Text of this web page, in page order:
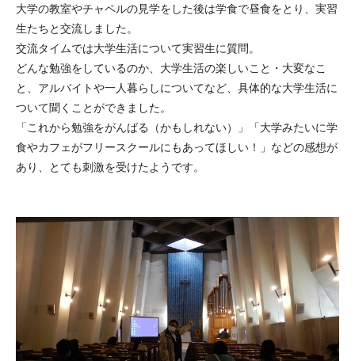
大学の教室やチャペルの見学をした後は学食で昼食をとり、実習
生たちと交流しました。
交流タイムでは大学生活について実習生に質問。
どんな勉強をしているのか、大学生活の楽しいこと・大変なこ
と、アルバイトや一人暮らしについてなど、具体的な大学生活に
ついて聞くことができました。
「これから勉強をがんばる（かもしれない）」「大学みたいに学
食やカフェがフリースクールにもあってほしい！」などの感想が
あり、とても刺激を受けたようです。